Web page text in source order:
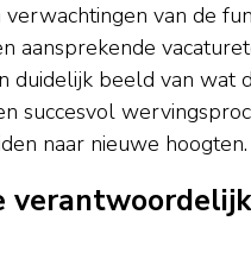
van de
aansprekende
beeld van wat
succesvol
naar nieuwe hoogten.